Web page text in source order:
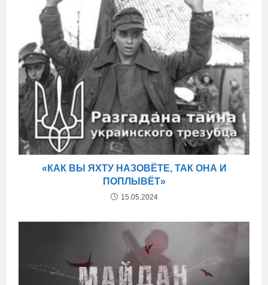
«КАК ВЫ ЯХТУ НАЗОВЁТЕ, ТАК ОНА И
ПОПЛЫВЁТ»
15.05.2024